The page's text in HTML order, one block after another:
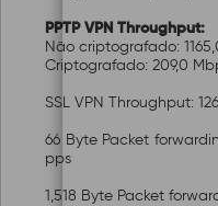
PPTP VPN Throughput:
Não criptografado:
Criptografado: 209,0
SSL VPN Throughput:
66 Byte Packet
pps
1,518 Byte Packet